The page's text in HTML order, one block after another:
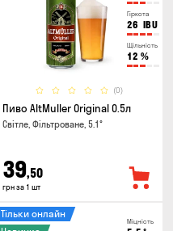
Гіркота
26 IBU
Щільність
12 %
(0)
Пиво AltMuller Original 0.5л
Світле, Фільтроване, 5.1°
39,50
грн за 1 шт
Міцність
Тільки онлайн